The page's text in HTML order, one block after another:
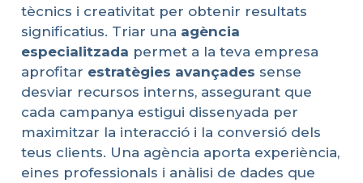
tècnics i creativitat per obtenir resultats
significatius. Triar una agència
especialitzada permet a la teva empresa
aprofitar estratègies avançades sense
desviar recursos interns, assegurant que
cada campanya estigui dissenyada per
maximitzar la interacció i la conversió dels
teus clients. Una agència aporta experiència,
eines professionals i anàlisi de dades que